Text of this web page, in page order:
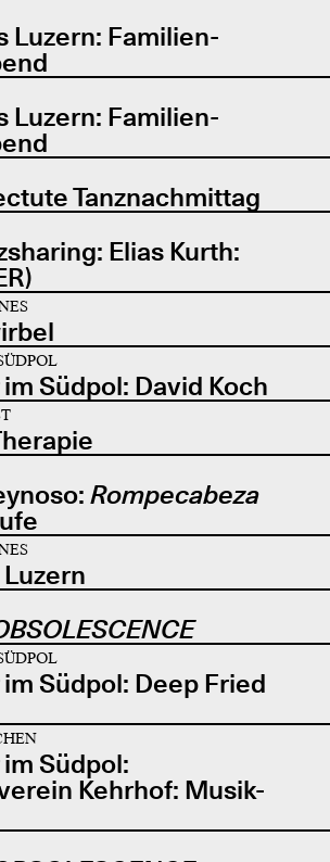
Luzern: Familien-
Luzern: Familien-
Tanznachmittag
Elias Kurth:
Südpol: David Koch
Rompecabeza
Südpol: Deep Fried
Südpol:
Kehrhof: Musik-